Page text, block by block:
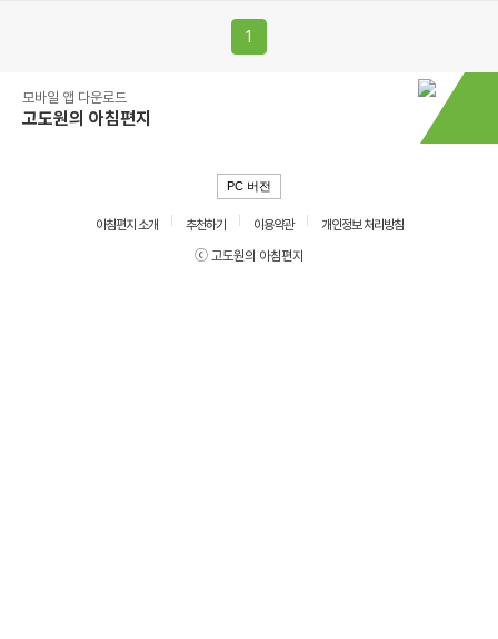
1
모바일 앱 다운로드
고도원의 아침편지
PC 버전
아침편지 소개 추천하기 이용약관
개인정보 처리방침
ⓒ 고도원의 아침편지